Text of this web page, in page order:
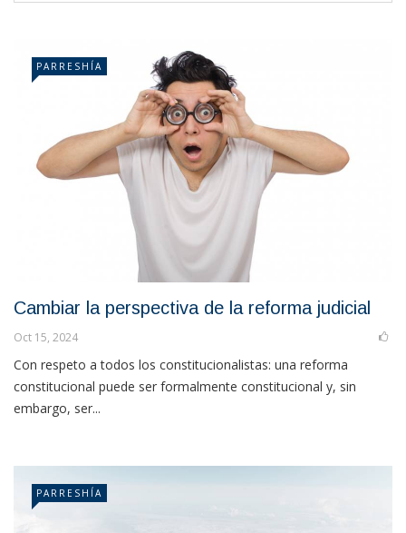
PARRESHÍA
Cambiar la perspectiva de la reforma judicial
Oct 15, 2024
Con respeto a todos los constitucionalistas: una reforma
constitucional puede ser formalmente constitucional y, sin
embargo, ser...
PARRESHÍA